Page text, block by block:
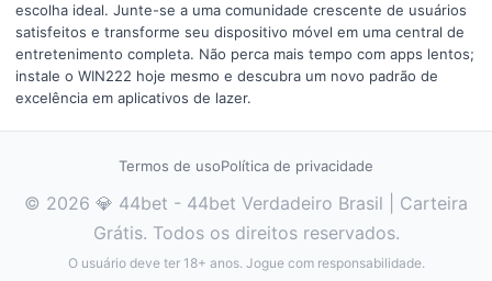
escolha ideal. Junte-se a uma comunidade crescente de usuários
satisfeitos e transforme seu dispositivo móvel em uma central de
entretenimento completa. Não perca mais tempo com apps lentos;
instale o WIN222 hoje mesmo e descubra um novo padrão de
excelência em aplicativos de lazer.
Termos de usoPolítica de privacidade
© 2026 💎 44bet - 44bet Verdadeiro Brasil | Carteira
Grátis. Todos os direitos reservados.
O usuário deve ter 18+ anos. Jogue com responsabilidade.